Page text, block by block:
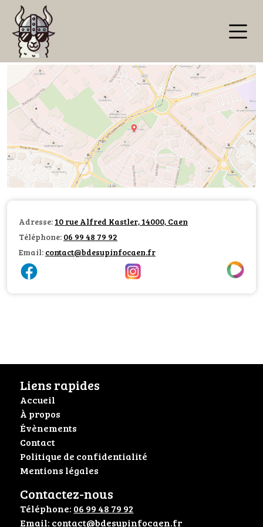
Adresse:10 rue Alfred Kastler, 14000, Caen
Téléphone: 06 99 48 79 92
Email: contact@bdesupinfocaen.fr
Liens rapides
Accueil
À propos
Évènements
Contact
Politique de confidentialité
Mentions légales
Contactez-nous
Téléphone: 06 99 48 79 92
Email: contact@bdesupinfocaen.fr